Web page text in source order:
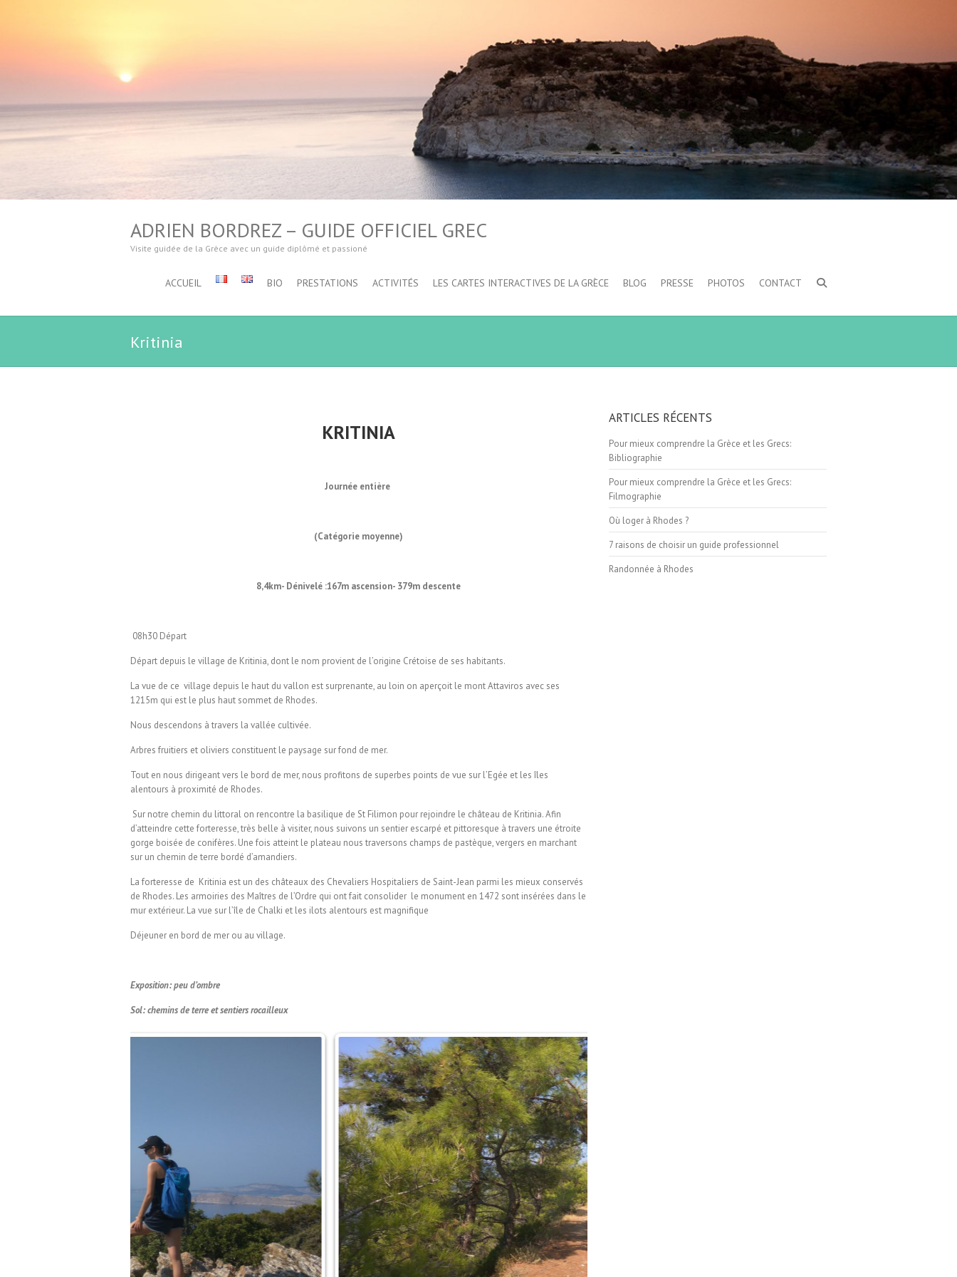
ADRIEN BORDREZ – GUIDE OFFICIEL GREC
Visite guidée de la Grèce avec un guide diplômé et passioné
ACCUEIL BIO PRESTATIONS ACTIVITÉS LES CARTES INTERACTIVES DE LA GRÈCE BLOG PRESSE PHOTOS CONTACT
Kritinia
KRITINIA
Journée entière
(Catégorie moyenne)
8,4km- Dénivelé :167m ascension- 379m descente
08h30 Départ
Départ depuis le village de Kritinia, dont le nom provient de l’origine Crétoise de ses habitants.
La vue de ce village depuis le haut du vallon est surprenante, au loin on aperçoit le mont Attaviros avec ses
1215m qui est le plus haut sommet de Rhodes.
Nous descendons à travers la vallée cultivée.
Arbres fruitiers et oliviers constituent le paysage sur fond de mer.
Tout en nous dirigeant vers le bord de mer, nous profitons de superbes points de vue sur l’Egée et les îles
alentours à proximité de Rhodes.
Sur notre chemin du littoral on rencontre la basilique de St Filimon pour rejoindre le château de Kritinia. Afin
d’atteindre cette forteresse, très belle à visiter, nous suivons un sentier escarpé et pittoresque à travers une étroite
gorge boisée de conifères. Une fois atteint le plateau nous traversons champs de pastèque, vergers en marchant
sur un chemin de terre bordé d’amandiers.
La forteresse de Kritinia est un des châteaux des Chevaliers Hospitaliers de Saint-Jean parmi les mieux conservés
de Rhodes. Les armoiries des Maîtres de l’Ordre qui ont fait consolider le monument en 1472 sont insérées dans le
mur extérieur. La vue sur l’île de Chalki et les ilots alentours est magnifique
Déjeuner en bord de mer ou au village.
Exposition: peu d’ombre
Sol: chemins de terre et sentiers rocailleux
ARTICLES RÉCENTS
Pour mieux comprendre la Grèce et les Grecs:
Bibliographie
Pour mieux comprendre la Grèce et les Grecs:
Filmographie
Où loger à Rhodes ?
7 raisons de choisir un guide professionnel
Randonnée à Rhodes